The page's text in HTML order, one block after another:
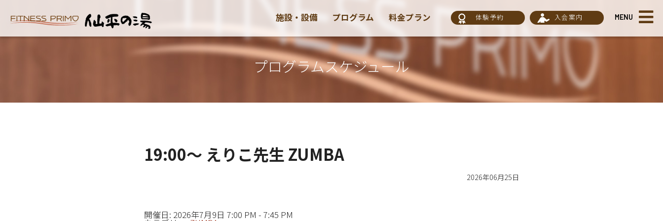
施設・設備 プログラム 料金プラン 体験予約 入会案内 MENU
プログラムスケジュール
19:00～ えりこ先生 ZUMBA
2026年06月25日
開催日: 2026年7月9日 7:00 PM - 7:45 PM